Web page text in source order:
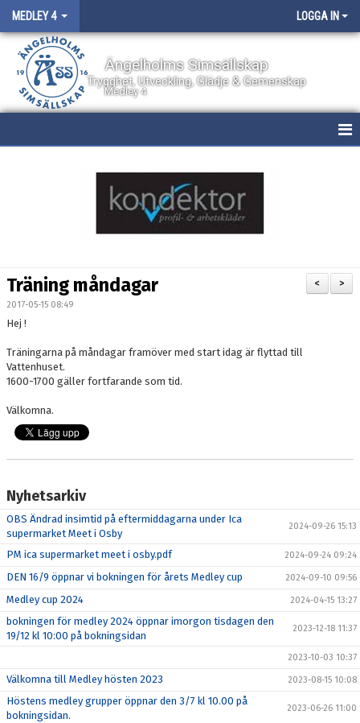
MEDLEY 4 LOGGA IN
Ängelholms Simsällskap
Trygghet, Utveckling, Glädje & Gemenskap
Medley 4
DOKUMENT
KONTAKT
>
<
Träning måndagar
2017-05-15 08:49
Hej !
Träningarna på måndagar framöver med start idag är flyttad till
Vattenhuset.
1600-1700 gäller fortfarande som tid.
Välkomna.
Nyhetsarkiv
OBS Ändrad insimtid på eftermiddagarna under Ica
supermarket Meet i Osby
2024-09-26 15:13
PM ica supermarket meet i osby.pdf 2024-09-24 09:24
DEN 16/9 öppnar vi bokningen för årets Medley cup 2024-09-10 09:56
Medley cup 2024 2024-04-15 13:27
bokningen för medley 2024 öppnar imorgon tisdagen den
19/12 kl 10:00 på bokningsidan
2023-12-18 11:37
2023-10-03 10:37
Välkomna till Medley hösten 2023 2023-08-15 10:08
Höstens medley grupper öppnar den 3/7 kl 10.00 på
bokningsidan.
2023-06-26 11:00